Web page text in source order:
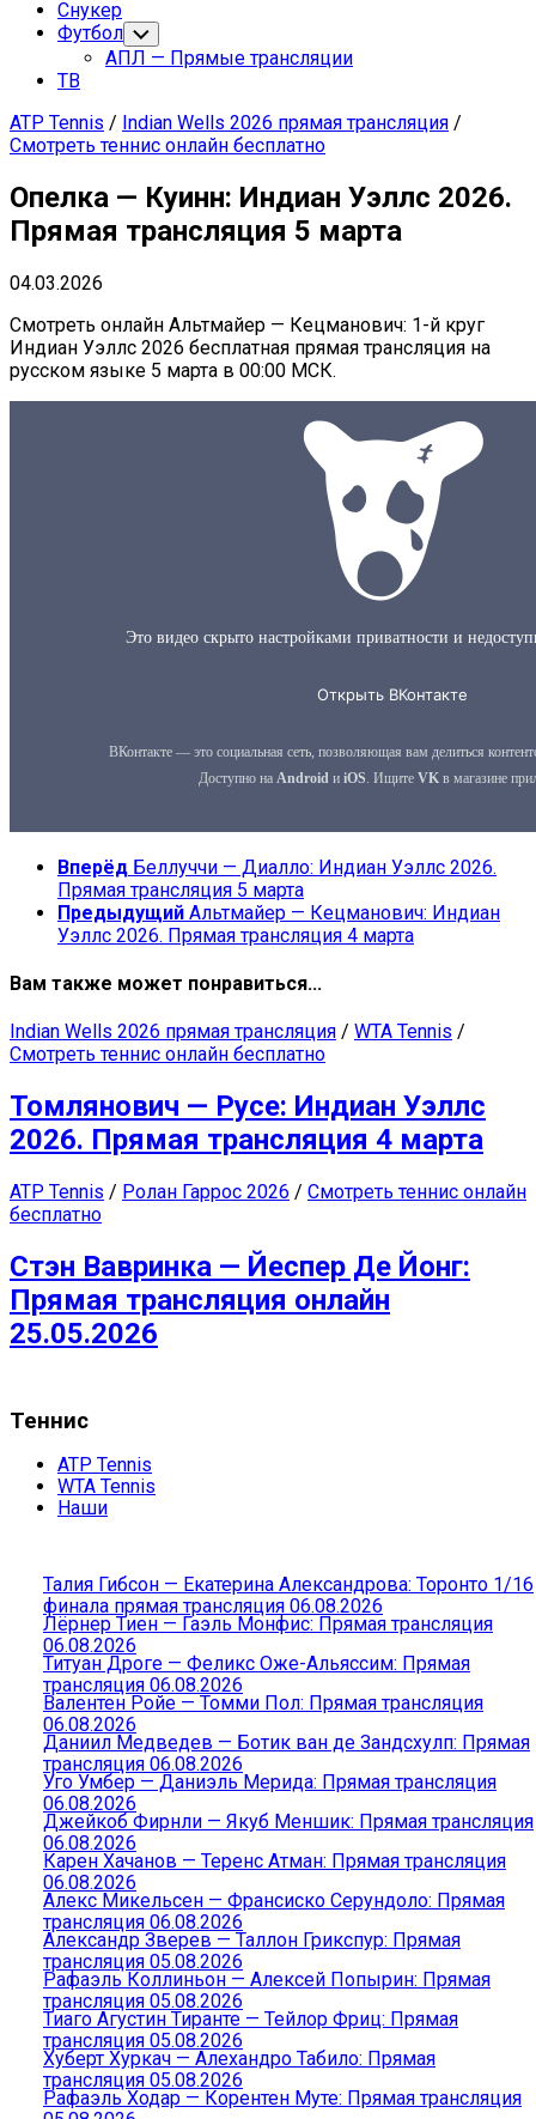
Снукер
Футбол Переключатель
дочернего
меню
АПЛ — Прямые трансляции
ТВ
ATP Tennis / Indian Wells 2026 прямая трансляция /
Смотреть теннис онлайн бесплатно
Опелка — Куинн: Индиан Уэллс 2026.
Прямая трансляция 5 марта
04.03.2026
Смотреть онлайн Альтмайер — Кецманович: 1-й круг
Индиан Уэллс 2026 бесплатная прямая трансляция на
русском языке 5 марта в 00:00 МСК.
Вперёд Беллуччи — Диалло: Индиан Уэллс 2026.
Прямая трансляция 5 марта
Предыдущий Альтмайер — Кецманович: Индиан
Уэллс 2026. Прямая трансляция 4 марта
Вам также может понравиться...
Indian Wells 2026 прямая трансляция / WTA Tennis /
Смотреть теннис онлайн бесплатно
Томлянович — Русе: Индиан Уэллс
2026. Прямая трансляция 4 марта
ATP Tennis / Ролан Гаррос 2026 / Смотреть теннис онлайн
бесплатно
Стэн Вавринка — Йеспер Де Йонг:
Прямая трансляция онлайн
25.05.2026
Теннис
ATP Tennis
WTA Tennis
Наши
Талия Гибсон — Екатерина Александрова: Торонто 1/16
финала прямая трансляция 06.08.2026
Лёрнер Тиен — Гаэль Монфис: Прямая трансляция
06.08.2026
Титуан Дроге — Феликс Оже-Альяссим: Прямая
трансляция 06.08.2026
Валентен Ройе — Томми Пол: Прямая трансляция
06.08.2026
Даниил Медведев — Ботик ван де Зандсхулп: Прямая
трансляция 06.08.2026
Уго Умбер — Даниэль Мерида: Прямая трансляция
06.08.2026
Джейкоб Фирнли — Якуб Меншик: Прямая трансляция
06.08.2026
Карен Хачанов — Теренс Атман: Прямая трансляция
06.08.2026
Алекс Микельсен — Франсиско Серундоло: Прямая
трансляция 06.08.2026
Александр Зверев — Таллон Грикспур: Прямая
трансляция 05.08.2026
Рафаэль Коллиньон — Алексей Попырин: Прямая
трансляция 05.08.2026
Тиаго Агустин Тиранте — Тейлор Фриц: Прямая
трансляция 05.08.2026
Хуберт Хуркач — Алехандро Табило: Прямая
трансляция 05.08.2026
Рафаэль Ходар — Корентен Муте: Прямая трансляция